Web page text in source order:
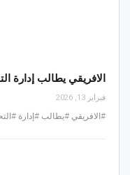
الافريقي يطالب إدارة
فبراير 13, 2026
#الافريقي #يطالب #إدارة